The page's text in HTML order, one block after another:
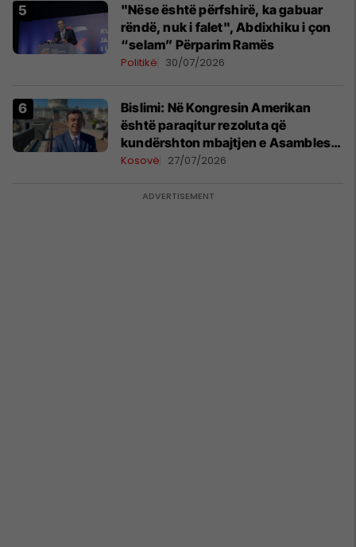
"Nëse është përfshirë, ka gabuar
rëndë, nuk i falet", Abdixhiku i çon
“selam” Përparim Ramës
Politikë 30/07/2026
Bislimi: Në Kongresin Amerikan
është paraqitur rezoluta që
kundërshton mbajtjen e Asamblesë
Parlamentare të OSBE-së në
Kosovë 27/07/2026